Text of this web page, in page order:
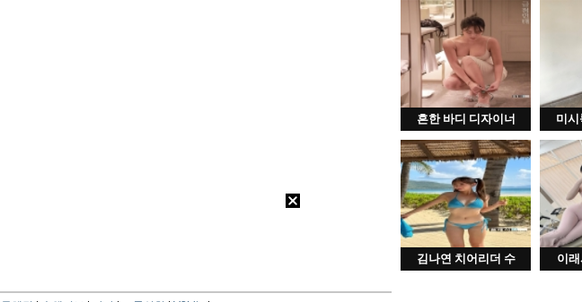
흔한 바디 디자이너 미시
김나연 치어리더 수 이